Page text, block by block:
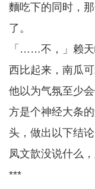
麵吃下的同时，
了。
「……不，」赖
西比起来，南瓜可
他以为气氛至少
方是个神经大条
头，做出以下结
凤文歆没说什么
***